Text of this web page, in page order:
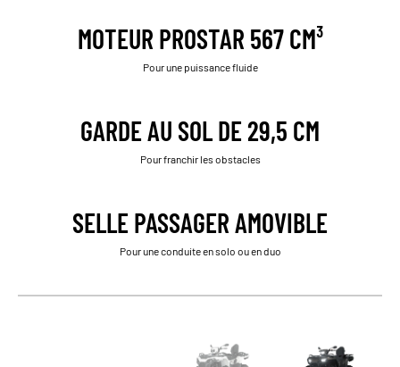
MOTEUR PROSTAR 567 CM³
Pour une puissance fluide
GARDE AU SOL DE 29,5 CM
Pour franchir les obstacles
SELLE PASSAGER AMOVIBLE
Pour une conduite en solo ou en duo